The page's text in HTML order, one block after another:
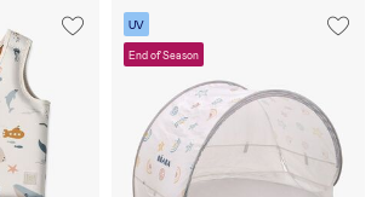
UV
End of Season